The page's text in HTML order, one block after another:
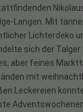
Langen. Mit
Lichterdeko
sich der
aber feines
mit
Leckereien